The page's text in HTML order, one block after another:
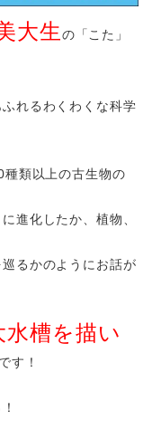
大生の「こた」
れるわくわくな科学
類以上の古生物の
進化したか、植物、
るかのようにお話が
水槽を描い
す！